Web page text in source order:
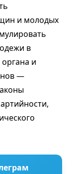
и молодых
в
и
—